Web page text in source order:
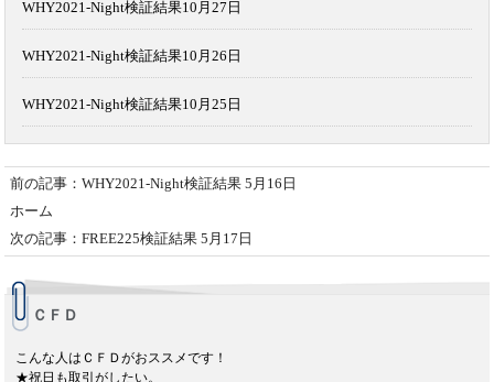
WHY2021-Night検証結果10月27日
WHY2021-Night検証結果10月26日
WHY2021-Night検証結果10月25日
前の記事：WHY2021-Night検証結果 5月16日
ホーム
次の記事：FREE225検証結果 5月17日
ＣＦＤ
こんな人はＣＦＤがおススメです！
★祝日も取引がしたい。